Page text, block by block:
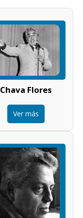
Chava Flores
Ver más